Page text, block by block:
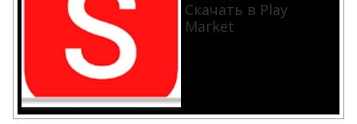
Скачать в Play
Market